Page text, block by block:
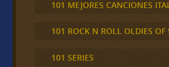
101 MEJORES CANCIONES
101 ROCK N ROLL OLDIES
101 SERIES